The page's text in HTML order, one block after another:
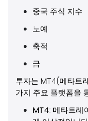
중국 주식 지수
노예
축적
금
투자는 MT4(메타트
가지 주요 플랫폼을
MT4: 메타트레